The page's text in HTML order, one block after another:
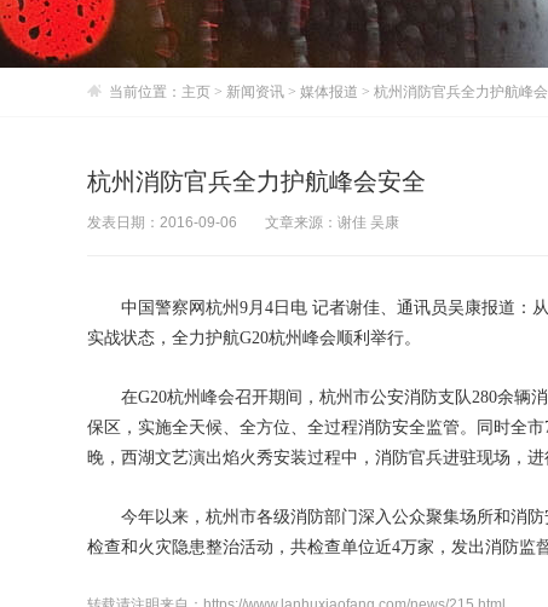
当前位置： 主页 > 新闻资讯 > 媒体报道 > 杭州消防官兵全力护航峰
杭州消防官兵全力护航峰会安全
发表日期：2016-09-06 文章来源：谢佳 吴康
中国警察网杭州9月4日电 记者谢佳、通讯员吴康报道：从
实战状态，全力护航G20杭州峰会顺利举行。
在G20杭州峰会召开期间，杭州市公安消防支队280余辆
保区，实施全天候、全方位、全过程消防安全监管。同时全
晚，西湖文艺演出焰火秀安装过程中，消防官兵进驻现场，进
今年以来，杭州市各级消防部门深入公众聚集场所和消防
检查和火灾隐患整治活动，共检查单位近4万家，发出消防监